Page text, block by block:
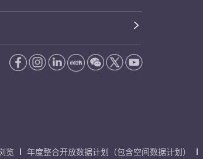
览 年度整合开放数据计划（包含空间数据计划）